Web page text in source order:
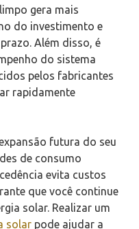
gera mais
do investimento e
Além disso, é
do sistema
pelos fabricantes
rapidamente
futura do seu
de consumo
evita custos
que você continue
solar. Realizar um
solar pode ajudar a